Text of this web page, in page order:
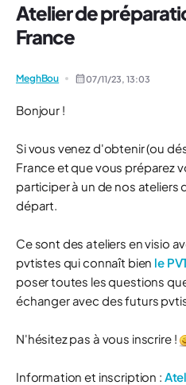
Atelier de
France
MeghBou 07/11/23,13:03
Bonjour !
Si vous venez d'obtenir (ou
France et que vous préparez
participer à un de nos ateliers
départ.
Ce sont des ateliers en visio
pvtistes qui connaît bien le
poser toutes les questions
échanger avec des futurs
N'hésitez pas à vous inscrire !
Information et inscription :